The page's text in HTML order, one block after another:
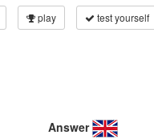
play test yourself
Answer